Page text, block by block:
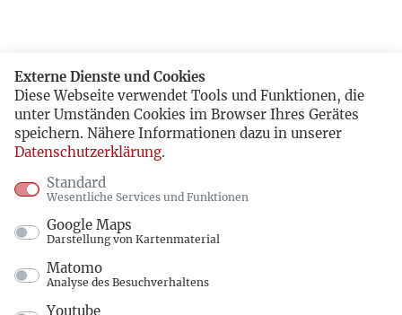
Externe Dienste und Cookies
Diese Webseite verwendet Tools und Funktionen, die
unter Umständen Cookies im Browser Ihres Gerätes
speichern. Nähere Informationen dazu in unserer
Datenschutzerklärung.
Standard
Wesentliche Services und Funktionen
Google Maps
Darstellung von Kartenmaterial
Matomo
Analyse des Besuchverhaltens
Youtube